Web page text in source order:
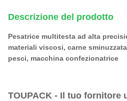
Descrizione del prodotto
Pesatrice multitesta ad alta
materiali viscosi, carne
pesci, macchina confezionatrice
TOUPACK - Il tuo fornitore